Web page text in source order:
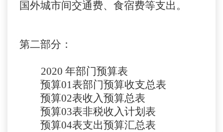
国外城市间交通费、食宿费等支出。
第二部分：
2020 年部门预算表
预算01表部门预算收支总表
预算02表收入预算总表
预算03表非税收入计划表
预算04表支出预算汇总表